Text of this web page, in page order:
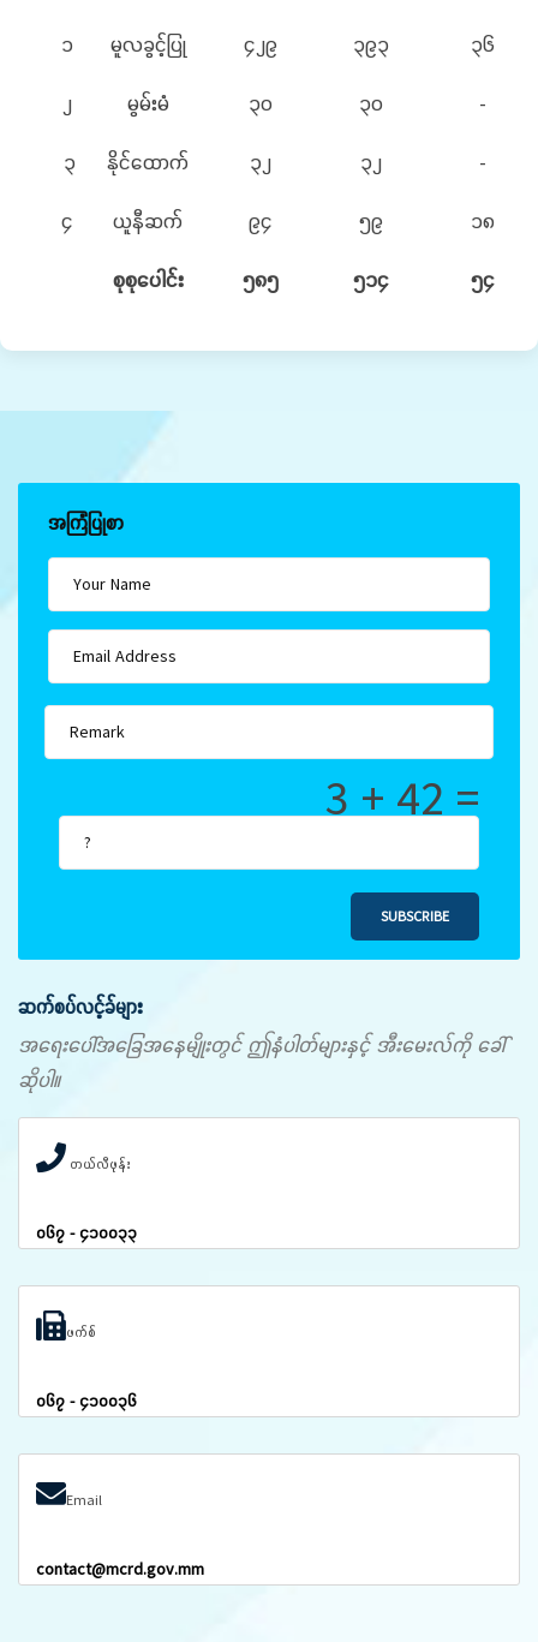
၁ မူလခွင့်ပြု ၄၂၉ ၃၉၃ ၃၆
၂ မွမ်းမံ ၃၀ ၃၀ -
၃ နိုင်ထောက် ၃၂ ၃၂ -
၄ ယူနီဆက် ၉၄ ၅၉ ၁၈
စုစုပေါင်း ၅၈၅ ၅၁၄ ၅၄
အကြံပြုစာ
3 + 42 =
SUBSCRIBE
ဆက်စပ်လင့်ခ်များ
အရေးပေါ်အခြေအနေမျိုးတွင် ဤနံပါတ်များနှင့် အီးမေးလ်ကို ခေါ်
ဆိုပါ။
တယ်လီဖုန်း
၀၆၇ - ၄၁၀၀၃၃
ဖက်စ်
၀၆၇ - ၄၁၀၀၃၆
Email
contact@mcrd.gov.mm